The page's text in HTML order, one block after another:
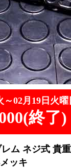
～02月19日火曜
終了)
ム ネジ式 貴
ッキ